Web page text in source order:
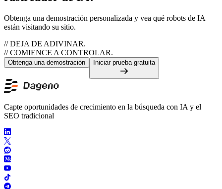
Obtenga una demostración personalizada y vea qué robots de IA
están visitando su sitio.
// DEJA DE ADIVINAR.
// COMIENCE A CONTROLAR.
Obtenga una demostración Iniciar prueba gratuita
Capte oportunidades de crecimiento en la búsqueda con IA y el
SEO tradicional